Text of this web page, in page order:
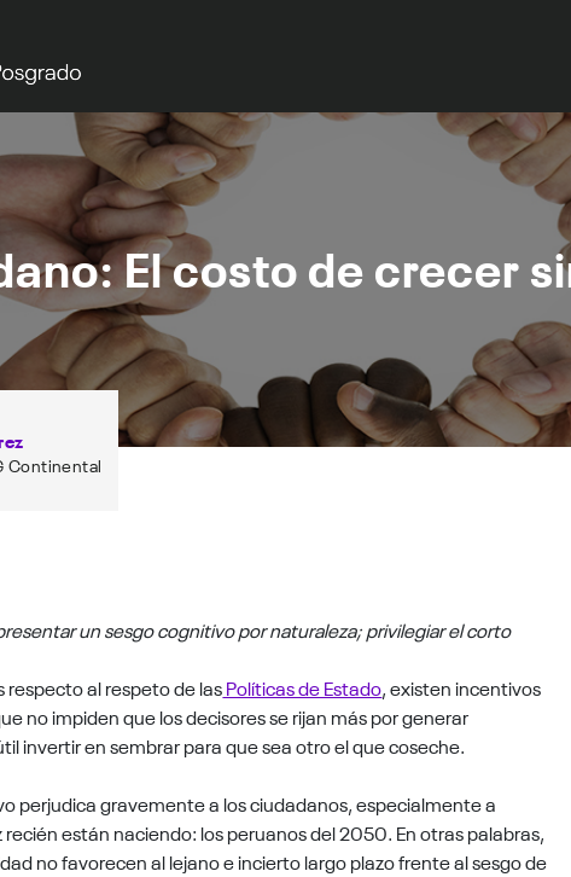
El costo de crecer
Continental
un sesgo cognitivo por naturaleza; privilegiar el corto
respecto al respeto de lasPolíticas de Estado, existen incentivos
no impiden que los decisores se rijan más por generar
invertir en sembrar para que sea otro el que coseche.
perjudica gravemente a los ciudadanos, especialmente a
están naciendo: los peruanos del 2050. En otras palabras,
no favorecen al lejano e incierto largo plazo frente al sesgo de